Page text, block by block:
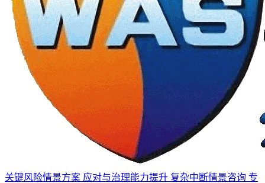
关键风险情景方案 应对与治理能力提升 复杂中断情景咨询 专